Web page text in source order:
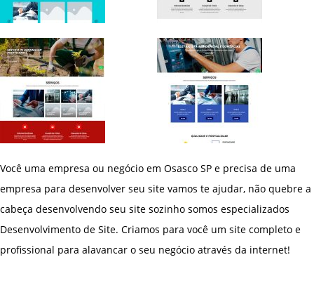
Você uma empresa ou negócio em Osasco SP e precisa de uma
empresa para desenvolver seu site vamos te ajudar, não quebre a
cabeça desenvolvendo seu site sozinho somos especializados
Desenvolvimento de Site. Criamos para você um site completo e
profissional para alavancar o seu negócio através da internet!